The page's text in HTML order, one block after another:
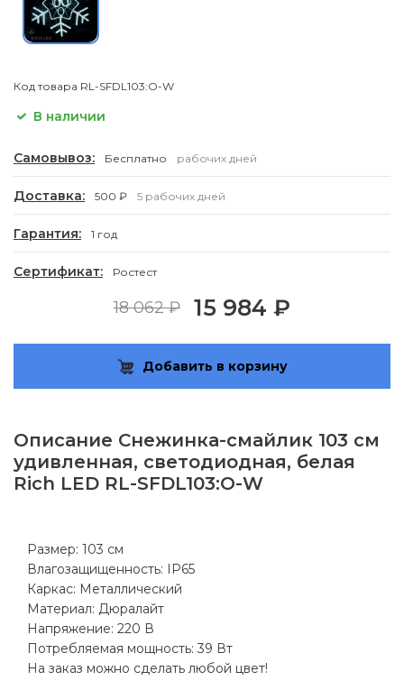
Код товара RL-SFDL103:O-W
В наличии
Самовывоз: Бесплатно рабочих дней
Доставка: 500 ₽ 5 рабочих дней
Гарантия: 1 год
Сертификат: Ростест
18 062 ₽ 15 984 ₽
Добавить в корзину
Описание Снежинка-смайлик 103 см
удивленная, светодиодная, белая
Rich LED RL-SFDL103:O-W
Размер: 103 см
Влагозащищенность: IP65
Каркас: Металлический
Материал: Дюралайт
Напряжение: 220 В
Потребляемая мощность: 39 Вт
На заказ можно сделать любой цвет!